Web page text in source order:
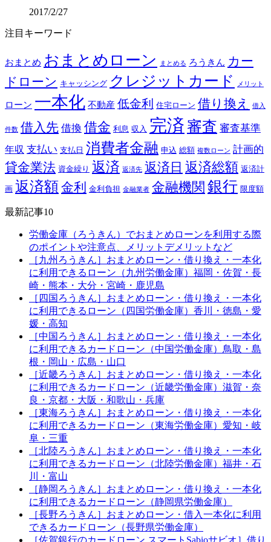
2017/2/27
注目キーワード
おまとめ おまとめローン まとめる ろうきん カー
ドローン キャッシング クレジットカード メリット
ローン 一本化 不動産 低金利 住宅ローン 借り換え 借入
件数 借入先 借換 借金 利息 収入 完済 審査 審査基準
年収 支払い 支払日 消費者金融 申込 総額 複数ローン 計画的
貸金業法 資金繰り 返済 返済先 返済日 返済総額 返済計
画 返済額金利 金利負担 金融業者 金融機関 銀行 限度額
最新記事10
労働金庫（ろうきん）でおまとめローンを利用する際
のポイントや注意点、メリットデメリットなど
［九州ろうきん］おまとめローン・借り換え・一本化
に利用できるローン（九州労働金庫）福岡・佐賀・長
崎・熊本・大分・宮崎・鹿児島
［四国ろうきん］おまとめローン・借り換え・一本化
に利用できるローン（四国労働金庫）香川・徳島・愛
媛・高知
［中国ろうきん］おまとめローン・借り換え・一本化
に利用できるカードローン（中国労働金庫）鳥取・島
根・岡山・広島・山口
［近畿ろうきん］おまとめローン・借り換え・一本化
に利用できるカードローン（近畿労働金庫）滋賀・奈
良・京都・大阪・和歌山・兵庫
［東海ろうきん］おまとめローン・借り換え・一本化
に利用できるカードローン（東海労働金庫）愛知・岐
阜・三重
［北陸ろうきん］おまとめローン・借り換え・一本化
に利用できるカードローン（北陸労働金庫）福井・石
川・富山
［静岡ろうきん］おまとめローン・借り換え・一本化
に利用できるカードローン（静岡県労働金庫）
［長野ろうきん］おまとめローン・借入一本化に利用
できるカードローン（長野県労働金庫）
［佐賀銀行のカードローン スマートSabioサビオ］借り